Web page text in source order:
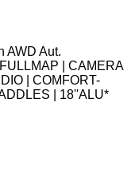
AWD Aut.
| CAMERA
| COMFORT-
| 18''ALU*